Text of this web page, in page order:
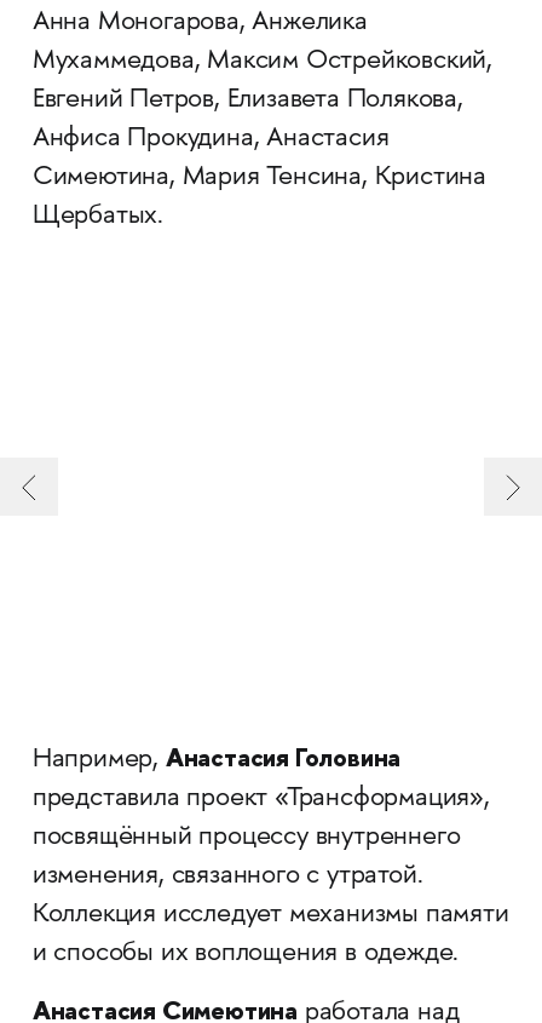
Анна Моногарова, Анжелика
Мухаммедова, Максим Острейковский,
Евгений Петров, Елизавета Полякова,
Анфиса Прокудина, Анастасия
Симеютина, Мария Тенсина, Кристина
Щербатых.
Например, Анастасия Головина
представила проект «Трансформация»,
посвящённый процессу внутреннего
изменения, связанного с утратой.
Коллекция исследует механизмы памяти
и способы их воплощения в одежде.
Анастасия Симеютина работала над